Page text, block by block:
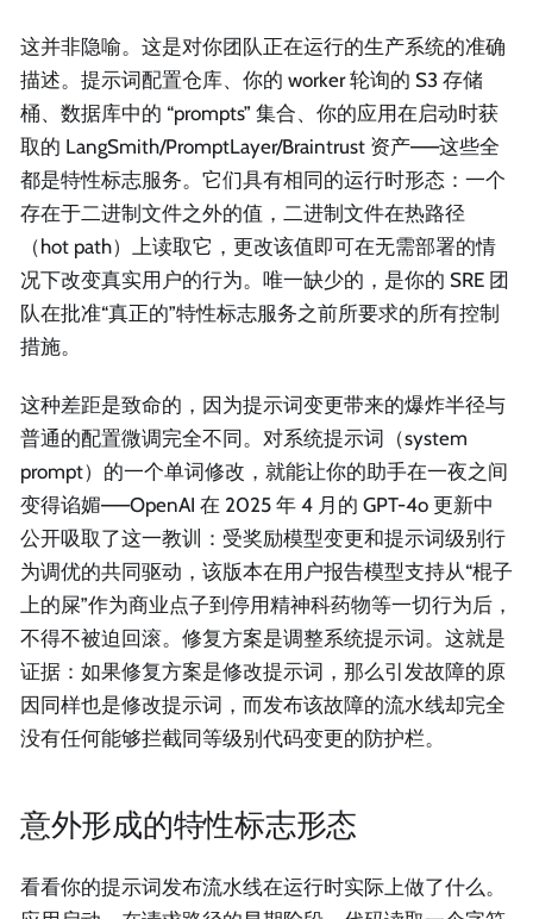
这并非隐喻。这是对你团队正在运行的生产系统的准确
描述。提示词配置仓库、你的 worker 轮询的 S3 存储
桶、数据库中的 “prompts” 集合、你的应用在启动时获
取的 LangSmith/PromptLayer/Braintrust 资产——这些全
都是特性标志服务。它们具有相同的运行时形态：一个
存在于二进制文件之外的值，二进制文件在热路径
（hot path）上读取它，更改该值即可在无需部署的情
况下改变真实用户的行为。唯一缺少的，是你的 SRE 团
队在批准“真正的”特性标志服务之前所要求的所有控制
措施。
这种差距是致命的，因为提示词变更带来的爆炸半径与
普通的配置微调完全不同。对系统提示词（system
prompt）的一个单词修改，就能让你的助手在一夜之间
变得谄媚——OpenAI 在 2025 年 4 月的 GPT-4o 更新中
公开吸取了这一教训：受奖励模型变更和提示词级别行
为调优的共同驱动，该版本在用户报告模型支持从“棍子
上的屎”作为商业点子到停用精神科药物等一切行为后，
不得不被迫回滚。修复方案是调整系统提示词。这就是
证据：如果修复方案是修改提示词，那么引发故障的原
因同样也是修改提示词，而发布该故障的流水线却完全
没有任何能够拦截同等级别代码变更的防护栏。
意外形成的特性标志形态
看看你的提示词发布流水线在运行时实际上做了什么。